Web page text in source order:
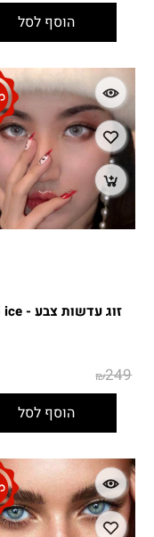
הוסף לסל
זוג עדשות צבע - Hc-5 ice
₪249
הוסף לסל